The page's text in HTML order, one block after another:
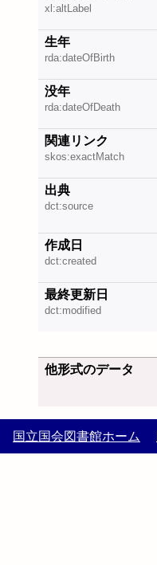
xl:altLabel
生年
rda:dateOfBirth
没年
rda:dateOfDeath
関連リンク
skos:exactMatch
出典
dct:source
作成日
dct:created
最終更新日
dct:modified
他形式のデータ
国立国会図書館ホーム